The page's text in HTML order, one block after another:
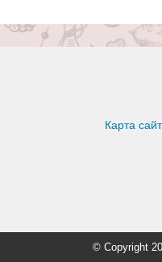
Карта
© Copyright